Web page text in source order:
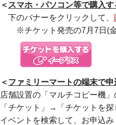
＜ スマホ・パソコン等で購入す
下のバナーをクリックして、
※チケット発売の7月7日(金
＜ ファミリーマートの端末で
店舗設置の「マルチコピー機」
「チケット」→「チケットを
イベントを検索して、お申込み